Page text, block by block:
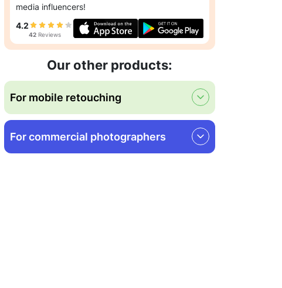
media influencers!
4.2
42Reviews
Our other products:
For mobile retouching
For commercial photographers